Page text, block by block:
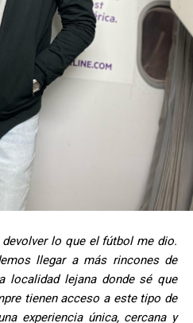
lo que el fútbol me dio.
llegar a más rincones de
localidad lejana donde sé que
tienen acceso a este tipo de
experiencia única, cercana y